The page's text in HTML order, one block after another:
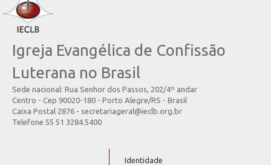
Igreja Evangélica de Confissão
Luterana no Brasil
Sede nacional: Rua Senhor dos Passos, 202/4º andar
Centro - Cep 90020-180 - Porto Alegre/RS - Brasil
Caixa Postal 2876 - secretariageral@ieclb.org.br
Telefone 55 51 3284.5400
Identidade